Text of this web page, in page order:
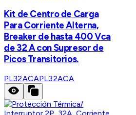
Kit de Centro de Carga
Para Corriente Alterna,
Breaker de hasta 400 Vca
de 32 A con Supresor de
Picos Transitorios.
PL32ACAPL32ACA